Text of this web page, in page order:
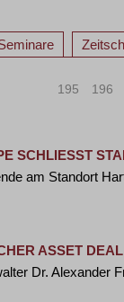
195 196
SCHLIESST
am Standort
ASSET
Dr. Alexander